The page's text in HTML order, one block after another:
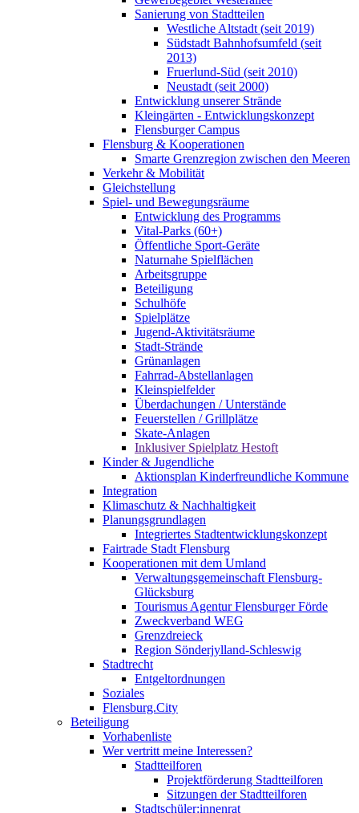
Sanierung von Stadtteilen
Westliche Altstadt (seit 2019)
Südstadt Bahnhofsumfeld (seit
2013)
Fruerlund-Süd (seit 2010)
Neustadt (seit 2000)
Entwicklung unserer Strände
Kleingärten - Entwicklungskonzept
Flensburger Campus
Flensburg & Kooperationen
Smarte Grenzregion zwischen den Meeren
Verkehr & Mobilität
Gleichstellung
Spiel- und Bewegungsräume
Entwicklung des Programms
Vital-Parks (60+)
Öffentliche Sport-Geräte
Naturnahe Spielflächen
Arbeitsgruppe
Beteiligung
Schulhöfe
Spielplätze
Jugend-Aktivitätsräume
Stadt-Strände
Grünanlagen
Fahrrad-Abstellanlagen
Kleinspielfelder
Überdachungen / Unterstände
Feuerstellen / Grillplätze
Skate-Anlagen
Inklusiver Spielplatz Hestoft
Kinder & Jugendliche
Aktionsplan Kinderfreundliche Kommune
Integration
Klimaschutz & Nachhaltigkeit
Planungsgrundlagen
Integriertes Stadtentwicklungskonzept
Fairtrade Stadt Flensburg
Kooperationen mit dem Umland
Verwaltungsgemeinschaft Flensburg-
Glücksburg
Tourismus Agentur Flensburger Förde
Zweckverband WEG
Grenzdreieck
Region Sönderjylland-Schleswig
Stadtrecht
Entgeltordnungen
Soziales
Flensburg.City
Beteiligung
Vorhabenliste
Wer vertritt meine Interessen?
Stadtteilforen
Projektförderung Stadtteilforen
Sitzungen der Stadtteilforen
Stadtschüler:innenrat